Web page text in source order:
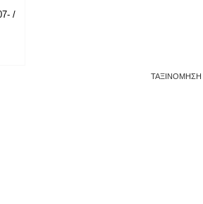
/
ΤΑΞΙΝΟΜΗΣΗ